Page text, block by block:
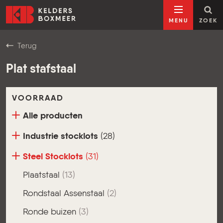
Ga naar inhoud
Kelders Boxmeer
MENU ZOEK
Terug
Plat stafstaal
VOORRAAD
Alle producten
Industrie stocklots (28)
Steel Stocklots (31)
Plaatstaal (13)
Rondstaal Assenstaal (2)
Ronde buizen (3)